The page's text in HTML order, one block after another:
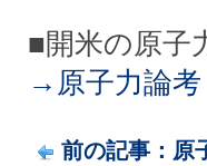
■開米の原子
→原子力論
前の記事：原